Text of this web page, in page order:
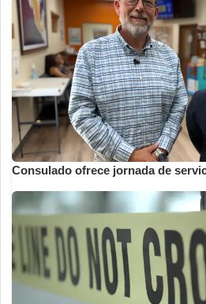
Consulado ofrece jornada de